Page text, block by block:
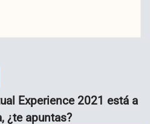
Experience 2021 está a
¿te apuntas?